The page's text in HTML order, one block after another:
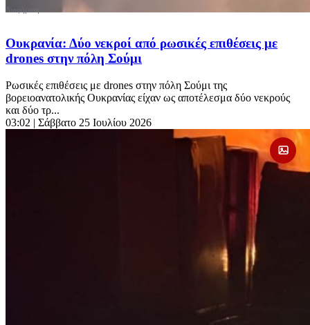
Ουκρανία: Δύο νεκροί από ρωσικές επιθέσεις με
drones στην πόλη Σούμι
Ρωσικές επιθέσεις με drones στην πόλη Σούμι της
βορειοανατολικής Ουκρανίας είχαν ως αποτέλεσμα δύο νεκρούς
και δύο τρ...
03:02 | Σάββατο 25 Ιουλίου 2026